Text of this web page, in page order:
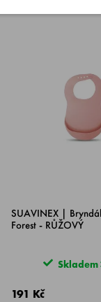
SUAVINEX |
Forest - RŮŽOVÝ
Skladem
191 Kč